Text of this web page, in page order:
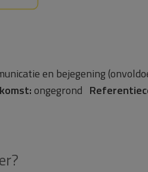
en bejegening
ongegrond